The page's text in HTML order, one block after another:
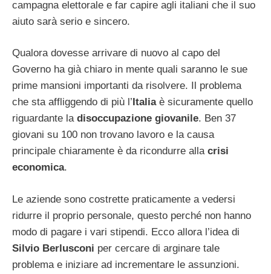
campagna elettorale e far capire agli italiani che il suo
aiuto sarà serio e sincero.
Qualora dovesse arrivare di nuovo al capo del
Governo ha già chiaro in mente quali saranno le sue
prime mansioni importanti da risolvere. Il problema
che sta affliggendo di più l’ Italiaè sicuramente quello
riguardante la disoccupazione giovanile. Ben 37
giovani su 100 non trovano lavoro e la causa
principale chiaramente è da ricondurre allacrisi
economica.
Le aziende sono costrette praticamente a vedersi
ridurre il proprio personale, questo perché non hanno
modo di pagare i vari stipendi. Ecco allora l’idea di
Silvio Berlusconi per cercare di arginare tale
problema e iniziare ad incrementare le assunzioni.